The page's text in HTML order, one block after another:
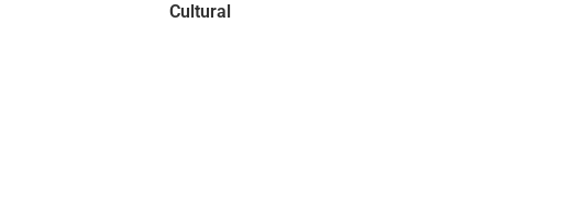
Cultural